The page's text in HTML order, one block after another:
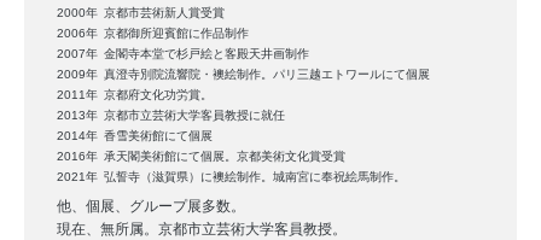
2025
moe-
admin
2000年 京都市芸術新人賞受賞
2006年 京都御所迎賓館に作品制作
2007年 金閣寺本堂で杉戸絵と客殿天井画制作
2009年 真澄寺別院流響院・襖絵制作。パリ三越エトワールにて個展
2011年 京都府文化功労賞。
2013年 京都市立芸術大学客員教授に就任
2014年 香雪美術館にて個展
2016年 承天閣美術館にて個展。京都美術文化賞受賞
2021年 弘誓寺（滋賀県）に襖絵制作。城南宮に奉祝絵馬制作。
他、個展、グループ展多数。
現在、無所属。京都市立芸術大学客員教授。